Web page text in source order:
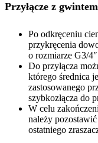
Przyłącze z
Po odkręceniu
przykręcenia
o rozmiarze G3/
Do przyłącza
którego średnica
zastosowanego
szybkozłącza do
W celu
należy
ostatniego